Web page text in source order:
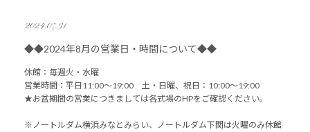
2024.07.31
◆◆2024年8月の営業日・時間について◆◆
休館：毎週火・水曜
営業時間：平日11:00～19:00 土・日曜、祝日：10:00～19:00
★お盆期間の営業につきましては各式場のHPをご確認ください。
※ノートルダム横浜みなとみらい、ノートルダム下関は火曜のみ休館